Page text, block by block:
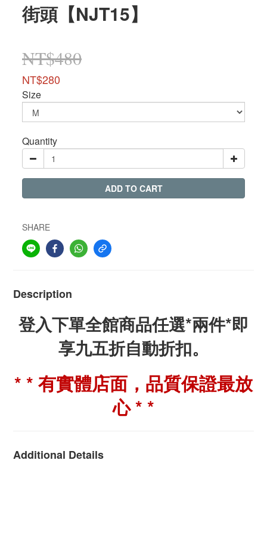
街頭【NJT15】
NT$480
NT$280
Size
Quantity
ADD TO CART
SHARE
Description
登入下單全館商品任選*兩件*即
享九五折自動折扣。
* * 有實體店面，品質保證最放
心 * *
Additional Details